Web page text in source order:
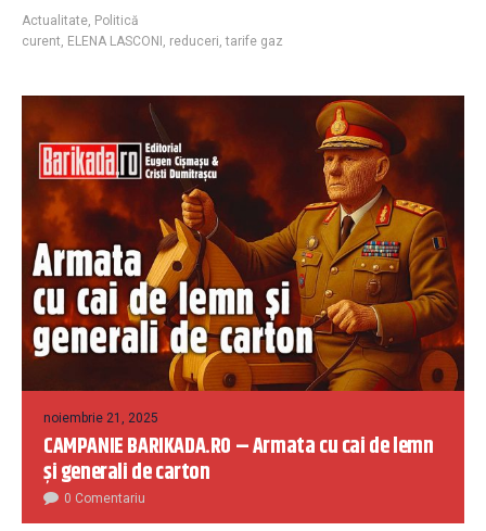
Actualitate, Politică
curent, ELENA LASCONI , reduceri,tarife gaz
noiembrie 21, 2025
CAMPANIE BARIKADA.RO – Armata cu cai de lemn
și generali de carton
0 Comentariu